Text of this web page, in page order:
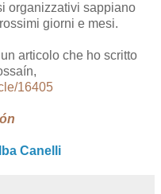
organizzativi sappiano
giorni e mesi.
articolo che ho scritto
16405
Canelli